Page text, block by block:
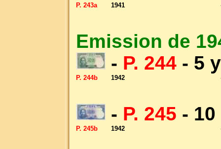
P. 243a 1941
Emission de
- P. 244 - 5
P. 244b 1942
- P. 245 -
P. 245b 1942